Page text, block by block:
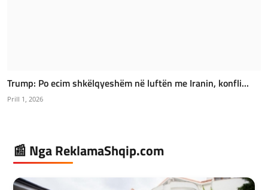
Trump: Po ecim shkëlqyeshëm në luftën me Iranin, konfli...
Prill 1, 2026
📰 Nga ReklamaShqip.com